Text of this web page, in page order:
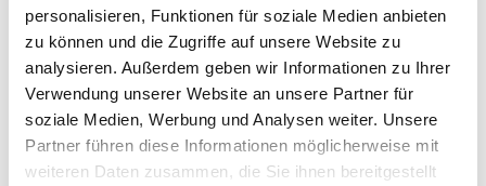
personalisieren, Funktionen für soziale Medien anbieten
zu können und die Zugriffe auf unsere Website zu
analysieren. Außerdem geben wir Informationen zu Ihrer
Verwendung unserer Website an unsere Partner für
soziale Medien, Werbung und Analysen weiter. Unsere
Partner führen diese Informationen möglicherweise mit
weiteren Daten zusammen, die Sie ihnen bereitgestellt
Variante